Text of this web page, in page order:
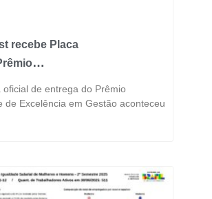
recebe Placa
2025 e
oficial de entrega do Prêmio
de Excelência em Gestão aconteceu